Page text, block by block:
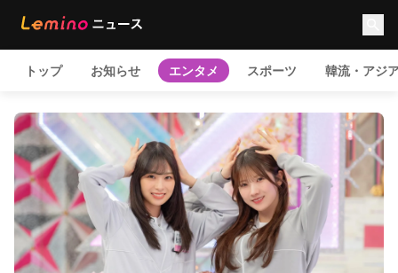
トップ お知らせ エンタメ スポーツ 韓流・アジ